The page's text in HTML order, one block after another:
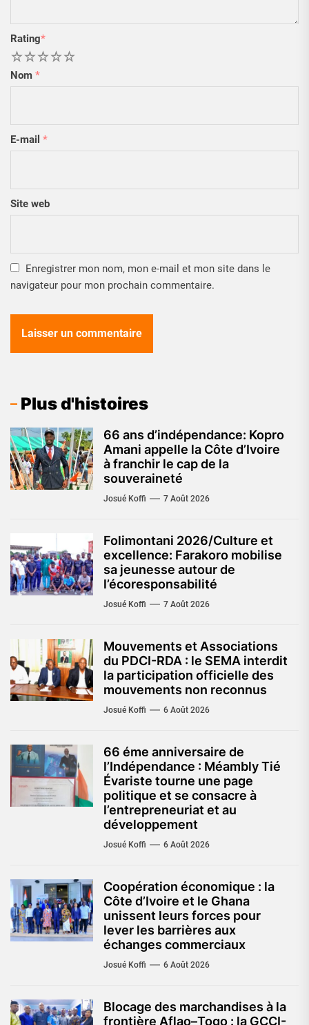
Rating*
5
4
3
2
Nom *
E-mail *
Site web
Enregistrer mon nom, mon e-mail et mon site dans le
navigateur pour mon prochain commentaire.
Plus d'histoires
66 ans d’indépendance: Kopro
Amani appelle la Côte d’Ivoire
à franchir le cap de la
souveraineté
Josué Koffi 7 Août 2026
Folimontani 2026/Culture et
excellence: Farakoro mobilise
sa jeunesse autour de
l’écoresponsabilité
Josué Koffi 7 Août 2026
Mouvements et Associations
du PDCI-RDA : le SEMA interdit
la participation officielle des
mouvements non reconnus
Josué Koffi 6 Août 2026
66 éme anniversaire de
l’Indépendance : Méambly Tié
Évariste tourne une page
politique et se consacre à
l’entrepreneuriat et au
développement
Josué Koffi 6 Août 2026
Coopération économique : la
Côte d’Ivoire et le Ghana
unissent leurs forces pour
lever les barrières aux
échanges commerciaux
Josué Koffi 6 Août 2026
Blocage des marchandises à la
frontière Aflao–Togo : la GCCI-